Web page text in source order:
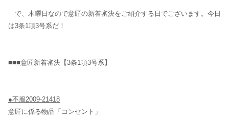
で、木曜日なので意匠の新着審決をご紹介する日でございます。今日
は3条1項3号系だ！
■■■意匠新着審決【3条1項3号系】
●不服2009-21418
意匠に係る物品「コンセント」